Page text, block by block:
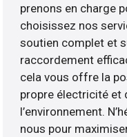
prenons en charge
choisissez nos
soutien complet et
raccordement
cela vous offre la
propre électricité et
l’environnement.
nous pour